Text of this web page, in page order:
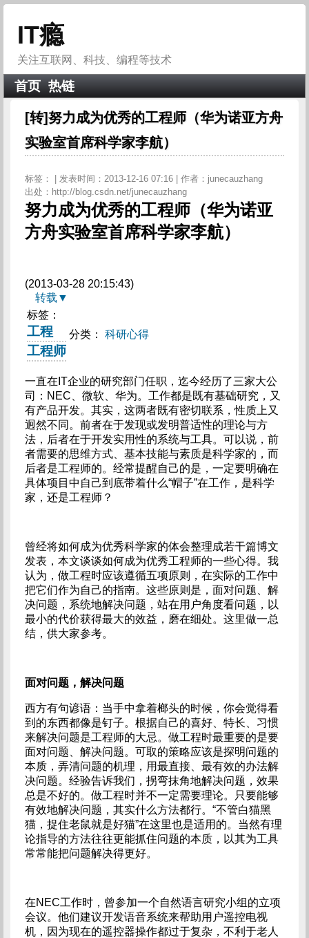
IT瘾
关注互联网、科技、编程等技术
首页 热链
[转]努力成为优秀的工程师（华为诺亚方舟
实验室首席科学家李航）
标签： | 发表时间：2013-12-16 07:16 | 作者：junecauzhang
出处：http://blog.csdn.net/junecauzhang
努力成为优秀的工程师（华为诺亚
方舟实验室首席科学家李航）
(2013-03-28 20:15:43)
转载▼
标签：
工程
工程师
分类： 科研心得
一直在IT企业的研究部门任职，迄今经历了三家大公
司：NEC、微软、华为。工作都是既有基础研究，又
有产品开发。其实，这两者既有密切联系，性质上又
迥然不同。前者在于发现或发明普适性的理论与方
法，后者在于开发实用性的系统与工具。可以说，前
者需要的思维方式、基本技能与素质是科学家的，而
后者是工程师的。经常提醒自己的是，一定要明确在
具体项目中自己到底带着什么“帽子”在工作，是科学
家，还是工程师？
曾经将如何成为优秀科学家的体会整理成若干篇博文
发表，本文谈谈如何成为优秀工程师的一些心得。我
认为，做工程时应该遵循五项原则，在实际的工作中
把它们作为自己的指南。这些原则是，面对问题、解
决问题，系统地解决问题，站在用户角度看问题，以
最小的代价获得最大的效益，磨在细处。这里做一总
结，供大家参考。
面对问题，解决问题
西方有句谚语：当手中拿着榔头的时候，你会觉得看
到的东西都像是钉子。根据自己的喜好、特长、习惯
来解决问题是工程师的大忌。做工程时最重要的是要
面对问题、解决问题。可取的策略应该是探明问题的
本质，弄清问题的机理，用最直接、最有效的办法解
决问题。经验告诉我们，拐弯抹角地解决问题，效果
总是不好的。做工程时并不一定需要理论。只要能够
有效地解决问题，其实什么方法都行。“不管白猫黑
猫，捉住老鼠就是好猫”在这里也是适用的。当然有理
论指导的方法往往更能抓住问题的本质，以其为工具
常常能把问题解决得更好。
在NEC工作时，曾参加一个自然语言研究小组的立项
会议。他们建议开发语音系统来帮助用户遥控电视
机，因为现在的遥控器操作都过于复杂，不利于老人